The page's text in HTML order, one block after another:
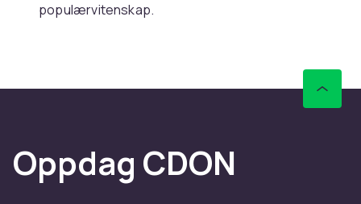
populærvitenskap.
Oppdag CDON